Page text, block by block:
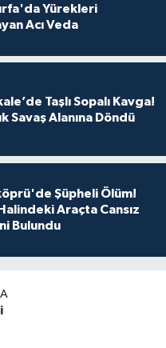
Yürekleri
Acı Veda
Taşlı Sopalı Kavga!
Savaş Alanına Döndü
Şüpheli Ölüm!
Araçta Cansız
Bulundu